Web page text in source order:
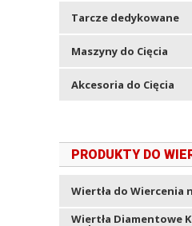
Tarcze dedykowane
Maszyny do Cięcia
Akcesoria do Cięcia
PRODUKTY DO
Wiertła do Wiercenia
Wiertła Diamentowe